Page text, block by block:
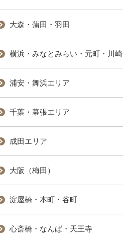
大森・蒲田・羽田
横浜・みなとみらい・元町・川崎
浦安・舞浜エリア
千葉・幕張エリア
成田エリア
大阪（梅田）
淀屋橋・本町・谷町
心斎橋・なんば・天王寺